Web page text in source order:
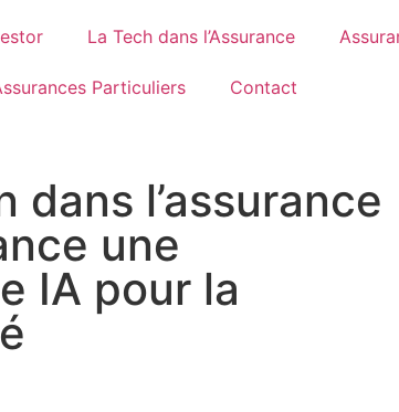
La Tech dans l’Assurance
Particuliers Contact
dans l’assurance
une
IA pour la